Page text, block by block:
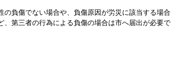
負傷でない場合や、負傷原因が労災に該当する場合
第三者の行為による負傷の場合は市へ届出が必要で